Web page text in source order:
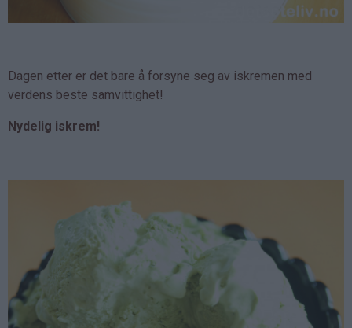
Dagen etter er det bare å forsyne seg av iskremen med
verdens beste samvittighet!
Nydelig iskrem!